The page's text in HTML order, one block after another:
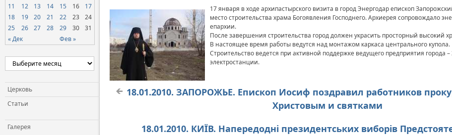
Официальная хроника
Расколы, ереси, секты
СОЦИАЛЬНОЕ
СЛУЖЕНИЕ
Церковь и власть
Церковь и общество
Церковь и СМИ
« Дек Фев »
11
12 13 14 15 16
17
18
19 20 21 22 23
24
25
26 27 28 29 30 31
Церковь
Статьи
Галерея
17 января в ходе архипастырского визита в город Энергодар епископ
место строительства храма Богоявления Господнего. Архиерея сопровождало
епархии.
После завершения строительства город должен украсить просторный высокий
В настоящее время работы ведутся над монтажом каркаса центрального купола.
Строительство ведется при активной поддержке ведущего предприятия города
электростанции.
18.01.2010. ЗАПОРОЖЬЕ. Епископ Иосиф поздравил работников
Христовым и святками
18.01.2010. КИЇВ. Напередодні президентських виборів